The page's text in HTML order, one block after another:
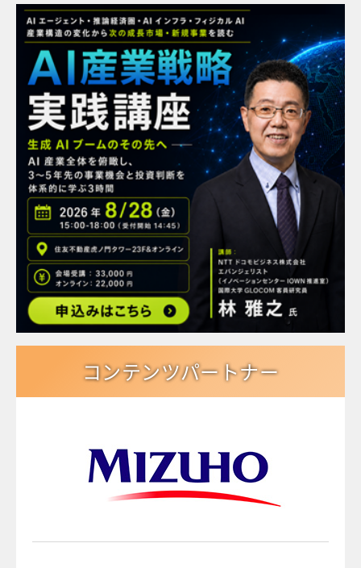
コンテンツパートナー